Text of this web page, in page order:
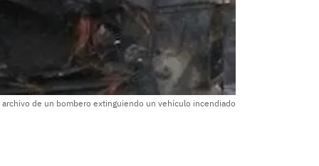
de un bombero extinguiendo un vehículo incendiado